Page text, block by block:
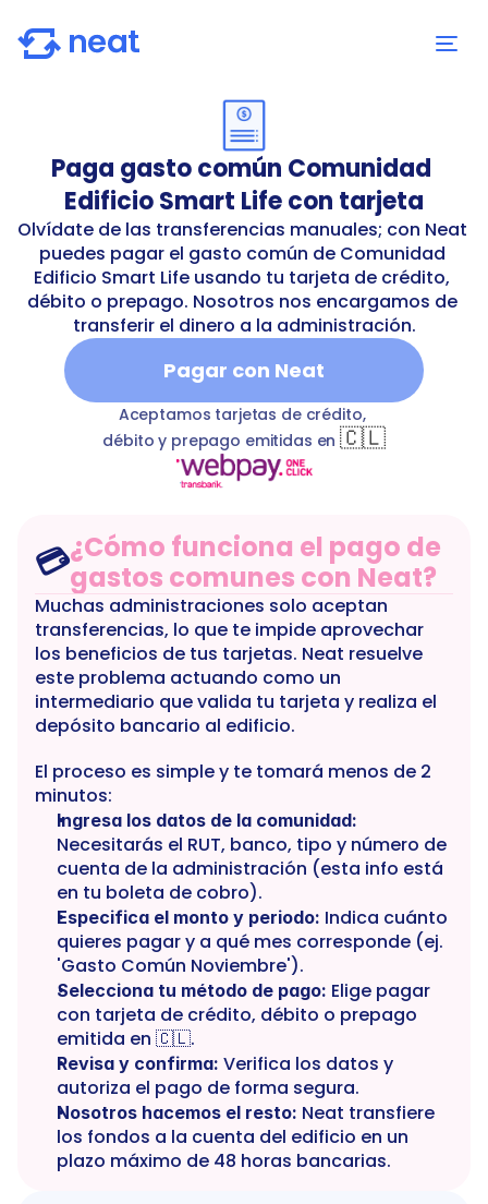
Paga gasto común Comunidad
Edificio Smart Life con tarjeta
Olvídate de las transferencias manuales; con Neat
puedes pagar el gasto común de Comunidad
Edificio Smart Life usando tu tarjeta de crédito,
débito o prepago. Nosotros nos encargamos de
transferir el dinero a la administración.
Pagar con Neat
smart-lifeTcommonExpensesComunidad
Aceptamos tarjetas de crédito,
débito y prepago emitidas en 🇨🇱
💳¿Cómo funciona el pago de
gastos comunes con Neat?
Muchas administraciones solo aceptan
transferencias, lo que te impide aprovechar
los beneficios de tus tarjetas. Neat resuelve
este problema actuando como un
intermediario que valida tu tarjeta y realiza el
depósito bancario al edificio.
El proceso es simple y te tomará menos de 2
minutos:
Ingresa los datos de la comunidad:
Necesitarás el RUT, banco, tipo y número de
cuenta de la administración (esta info está
en tu boleta de cobro).
Especifica el monto y periodo: Indica cuánto
quieres pagar y a qué mes corresponde (ej.
'Gasto Común Noviembre').
Selecciona tu método de pago: Elige pagar
con tarjeta de crédito, débito o prepago
emitida en 🇨🇱.
Revisa y confirma: Verifica los datos y
autoriza el pago de forma segura.
Nosotros hacemos el resto: Neat transfiere
los fondos a la cuenta del edificio en un
plazo máximo de 48 horas bancarias.